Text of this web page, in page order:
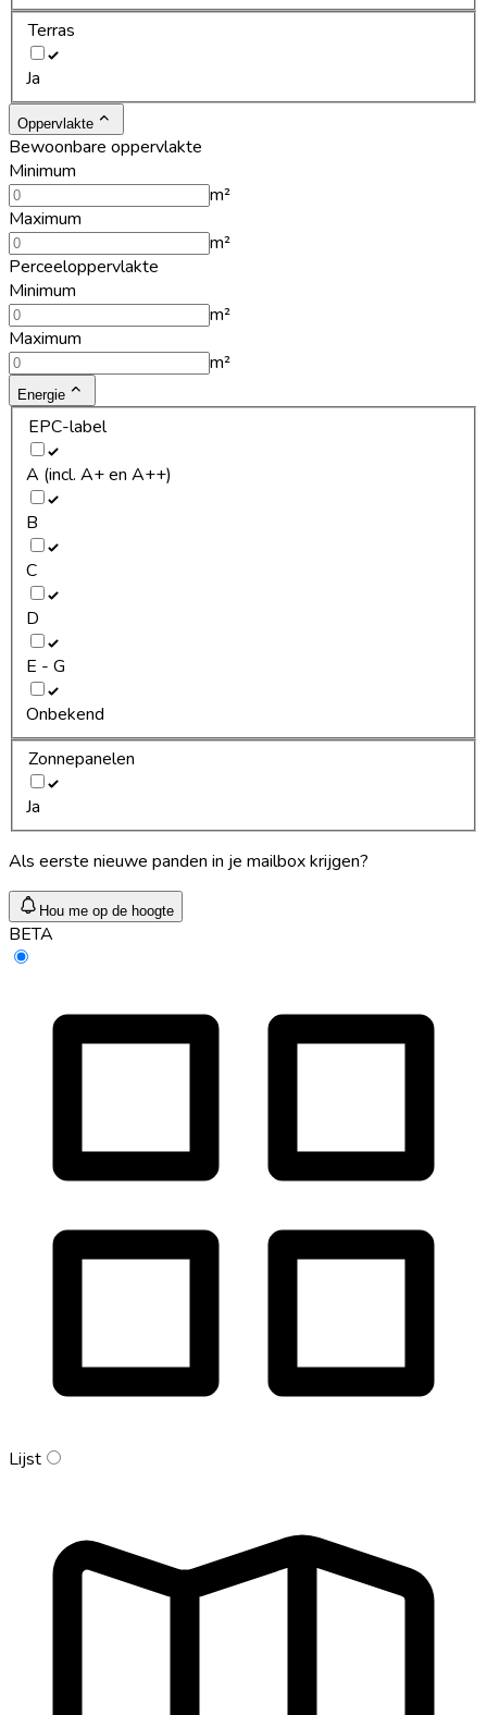
Terras
Ja
Oppervlakte
Bewoonbare oppervlakte
Minimum
m²
Maximum
m²
Perceeloppervlakte
Minimum
m²
Maximum
m²
Energie
EPC-label
A (incl. A+ en A++)
B
C
D
E - G
Onbekend
Zonnepanelen
Ja
Als eerste nieuwe panden in je mailbox krijgen?
Hou me op de hoogte
BETA
Lijst